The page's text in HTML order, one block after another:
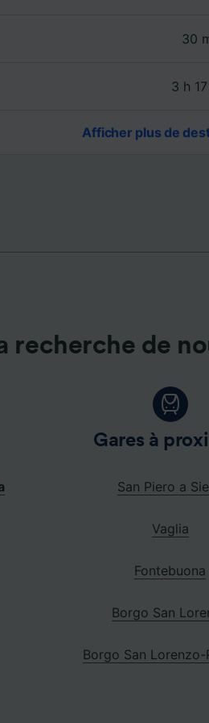
30
3 h
Afficher plus de
recherche de
Gares à
San Piero a
Vaglia
Fontebuona
Borgo San
Borgo San Lorenzo-